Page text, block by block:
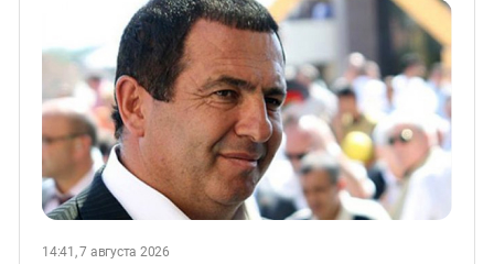
14:41, 7 августа 2026